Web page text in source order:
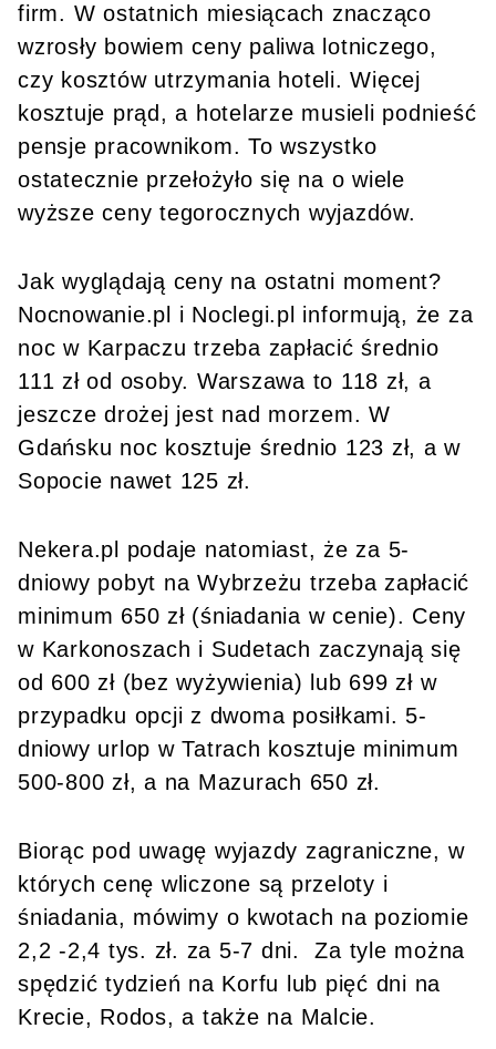
firm. W ostatnich miesiącach znacząco
wzrosły bowiem ceny paliwa lotniczego,
czy kosztów utrzymania hoteli. Więcej
kosztuje prąd, a hotelarze musieli podnieść
pensje pracownikom. To wszystko
ostatecznie przełożyło się na o wiele
wyższe ceny tegorocznych wyjazdów.
Jak wyglądają ceny na ostatni moment?
Nocnowanie.pl i Noclegi.pl informują, że za
noc w Karpaczu trzeba zapłacić średnio
111 zł od osoby. Warszawa to 118 zł, a
jeszcze drożej jest nad morzem. W
Gdańsku noc kosztuje średnio 123 zł, a w
Sopocie nawet 125 zł.
Nekera.pl podaje natomiast, że za 5-
dniowy pobyt na Wybrzeżu trzeba zapłacić
minimum 650 zł (śniadania w cenie). Ceny
w Karkonoszach i Sudetach zaczynają się
od 600 zł (bez wyżywienia) lub 699 zł w
przypadku opcji z dwoma posiłkami. 5-
dniowy urlop w Tatrach kosztuje minimum
500-800 zł, a na Mazurach 650 zł.
Biorąc pod uwagę wyjazdy zagraniczne, w
których cenę wliczone są przeloty i
śniadania, mówimy o kwotach na poziomie
2,2 -2,4 tys. zł. za 5-7 dni. Za tyle można
spędzić tydzień na Korfu lub pięć dni na
Krecie, Rodos, a także na Malcie.